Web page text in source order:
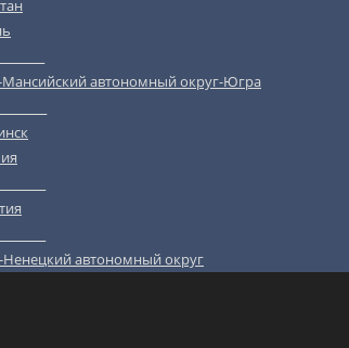
автономный округ-Югра
автономный округ